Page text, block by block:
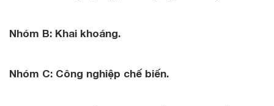
Nhóm B: Khai khoáng.
Nhóm C: Công nghiệp chế biến.